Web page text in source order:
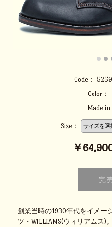
Code：
Color：
Made in
Size：
￥
創業当時の1930年代をイメー
ツ・WILLIAMS(ウィリアムス)。